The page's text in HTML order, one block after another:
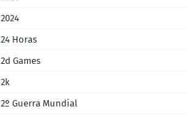
2024
24 Horas
2d Games
2k
2º Guerra Mundial